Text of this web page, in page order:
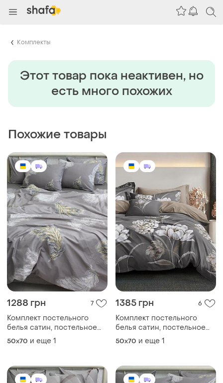
Комплекты
Этот товар пока неактивен, но
есть много похожих
Похожие товары
1288 грн 7
Комплект постельного
белья сатин, постельное
белье, постель
50x70 и еще 1
1385 грн 6
Комплект постельного
белья сатин, постельное
белье, постель
50x70 и еще 1